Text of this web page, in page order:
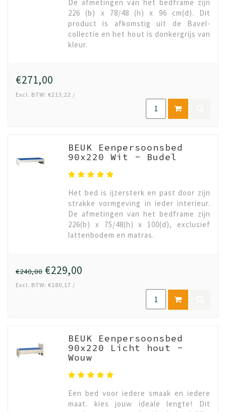
De afmetingen van het bedframe zijn
226 (b) x 78/48 (h) x 96 cm(d). Dit
product is afkomstig uit de Bavel-
collectie en het hout is donkergrijs van
kleur.
€271,00
Excl. BTW: €213,22 /
BEUK Eenpersoonsbed
90x220 Wit - Budel
Het bed is ijzersterk en past door zijn
strakke vormgeving in ieder interieur.
De afmetingen van het bedframe zijn
226(b) x 75/48(h) x 100(d), exclusief
lattenbodem en matras.
€240,00 €229,00
Excl. BTW: €180,17 /
BEUK Eenpersoonsbed
90x220 Licht hout -
Wouw
Een bed voor iedere smaak en iedere
maat. kies jouw ideale lengte! Dit